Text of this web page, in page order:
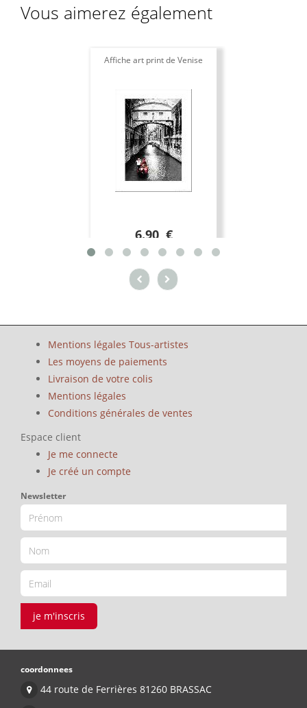
Vous aimerez également
Affiche art print de Venise
6.90 €
Mentions légales Tous-artistes
Les moyens de paiements
Livraison de votre colis
Mentions légales
Conditions générales de ventes
Espace client
Je me connecte
Je créé un compte
Newsletter
je m'inscris
coordonnees
44 route de Ferrières 81260 BRASSAC